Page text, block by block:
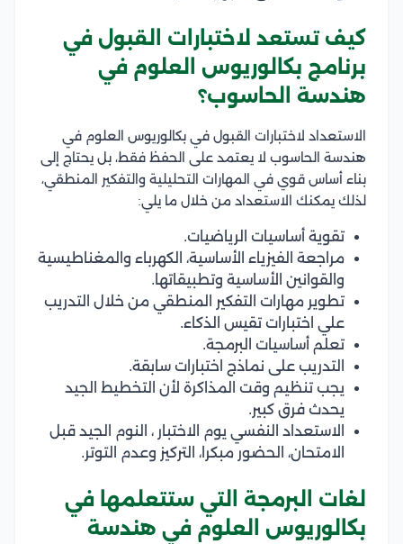
كيف تستعد لاختبارات القبول في
برنامج بكالوريوس العلوم في
هندسة الحاسوب؟
الاستعداد لاختبارات القبول في بكالوريوس العلوم في
هندسة الحاسوب لا يعتمد على الحفظ فقط، بل يحتاج إلى
بناء أساس قوي في المهارات التحليلية والتفكير المنطقي،
لذلك يمكنك الاستعداد من خلال ما يلي:
تقوية أساسيات الرياضيات.
مراجعة الفيزياء الأساسية، الكهرباء والمغناطيسية
والقوانين الأساسية وتطبيقاتها.
تطوير مهارات التفكير المنطقي من خلال التدريب
علي اختبارات تقيس الذكاء.
تعلم أساسيات البرمجة.
التدريب على نماذج اختبارات سابقة.
يجب تنظيم وقت المذاكرة لأن التخطيط الجيد
يحدث فرق كبير.
الاستعداد النفسي يوم الاختبار ، النوم الجيد قبل
الامتحان، الحضور مبكرا، التركيز وعدم التوتر.
لغات البرمجة التي ستتعلمها في
بكالوريوس العلوم في هندسة